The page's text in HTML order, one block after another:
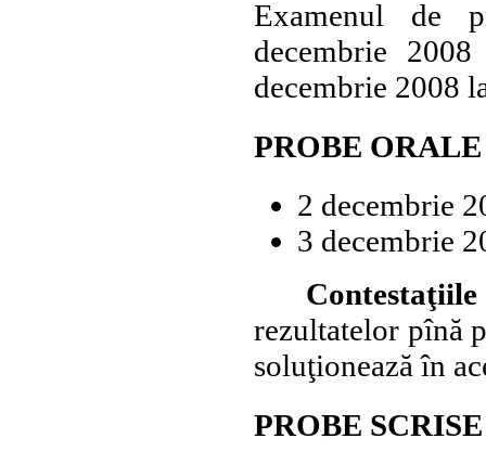
Examenul de
decembrie
decembrie 2008
PROBE ORALE
2 decembrie
3 decembrie
rezultatelor pînă
soluţionează în
PROBE SCRISE